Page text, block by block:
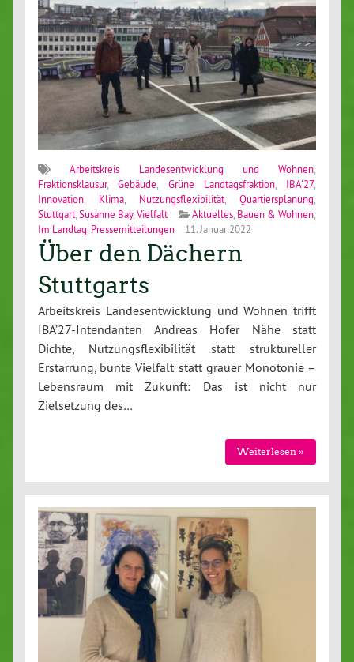
Arbeitskreis Landesentwicklung und Wohnen
Fraktionsklausur,Gebäude Grüne Landtagsfraktion, IBA'27,
Innovation
Klima Nutzungsflexibilität Quartiersplanung
Stuttgart ,Susanne Bay,Vielfalt Aktuelles, Bauen & Wohnen
Im Landtag Pressemitteilungen 11. Januar 2022
Über den Dächern
Stuttgarts
Arbeitskreis Landesentwicklung und Wohnen trifft
IBA’27-Intendanten Andreas Hofer Nähe statt
Dichte, Nutzungsflexibilität statt struktureller
Erstarrung, bunte Vielfalt statt grauer Monotonie –
Lebensraum mit Zukunft: Das ist nicht nur
Zielsetzung des…
Weiterlesen »